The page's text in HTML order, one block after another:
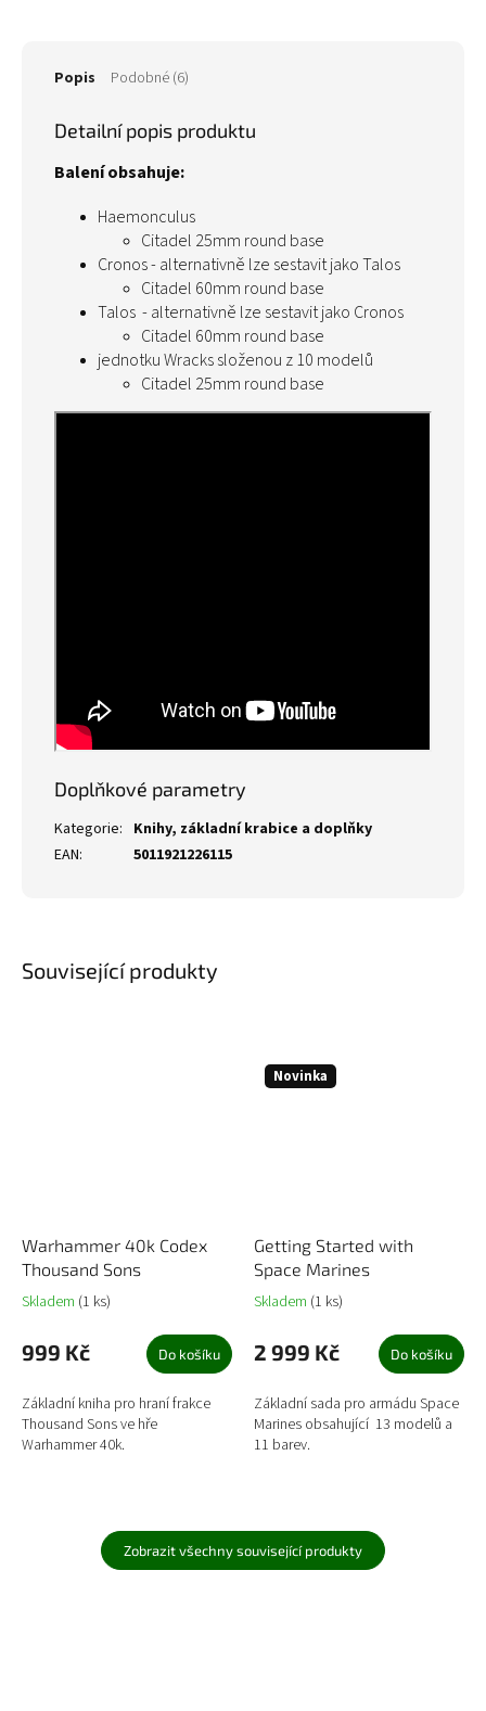
Související produkty
Warhammer 40k Codex
Thousand Sons
Skladem (1 ks)
999 Kč Do košíku
Základní kniha pro hraní frakce
Thousand Sons ve hře
Warhammer 40k.
Novinka
Getting Started with
Space Marines
Skladem (1 ks)
2 999 Kč Do košíku
Základní sada pro armádu Space
Marines obsahující 13 modelů a
11 barev.
Zobrazit všechny související produkty
Popis Podobné (6)
Detailní popis produktu
Balení obsahuje:
Haemonculus
Citadel 25mm round base
Cronos - alternativně lze sestavit jako Talos
Citadel 60mm round base
Talos - alternativně lze sestavit jako Cronos
Citadel 60mm round base
jednotku Wracks složenou z 10 modelů
Citadel 25mm round base
Doplňkové parametry
Kategorie: Knihy, základní krabice a doplňky
EAN: 5011921226115